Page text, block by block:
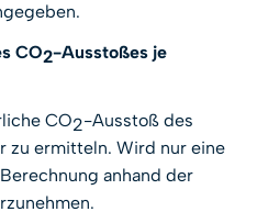
CO2-Ausstoßes je
CO2-Ausstoß des
zu ermitteln. Wird nur eine
anhand der